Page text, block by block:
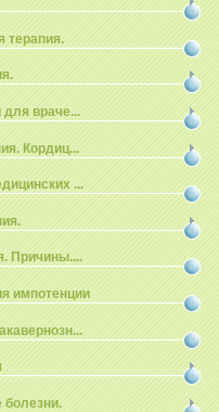
терапия.
для враче...
Кордиц...
...
Причины....
импотенции
болезни.